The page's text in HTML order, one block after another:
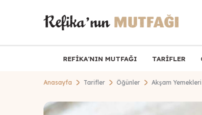
REFİKA'NIN MUTFAĞI TARİFLER
Anasayfa Tarifler Öğünler Akşam Yemekleri